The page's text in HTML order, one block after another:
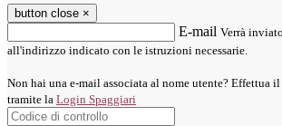
button close ×
E-mail Verrà
all'indirizzo indicato con le istruzioni necessarie.
Non hai una e-mail associata al nome utente? Effettua
tramite la Login Spaggiari